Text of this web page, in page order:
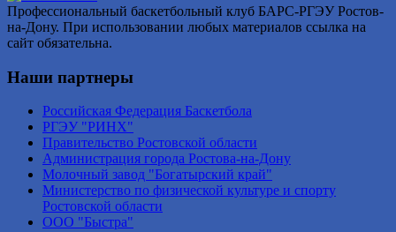
Профессиональный баскетбольный клуб БАРС-РГЭУ Ростов-
на-Дону. При использовании любых материалов ссылка на
сайт обязательна.
Наши партнеры
Российская Федерация Баскетбола
РГЭУ "РИНХ"
Правительство Ростовской области
Администрация города Ростова-на-Дону
Молочный завод "Богатырский край"
Министерство по физической культуре и спорту
Ростовской области
ООО "Быстра"